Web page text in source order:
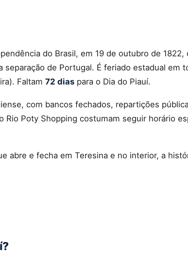
do Brasil, em 19 de outubro de 1822,
de Portugal. É feriado estadual em
Faltam 72 dias para o Dia do Piauí.
com bancos fechados, repartições
Poty Shopping costumam seguir horário
abre e fecha em Teresina e no interior, a